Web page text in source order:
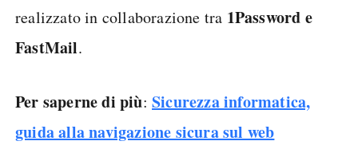
realizzato in collaborazione tra 1Password e
FastMail.
Per saperne di più:Sicurezza informatica,
guida alla navigazione sicura sul web